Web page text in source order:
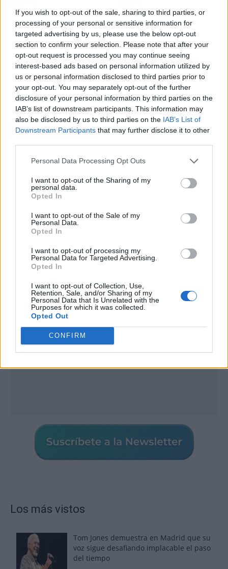
If you wish to opt-out of the sale, sharing to third parties, or
processing of your personal or sensitive information for
targeted advertising by us, please use the below opt-out
section to confirm your selection. Please note that after your
opt-out request is processed you may continue seeing
interest-based ads based on personal information utilized by
us or personal information disclosed to third parties prior to
your opt-out. You may separately opt-out of the further
disclosure of your personal information by third parties on the
IAB’s list of downstream participants. This information may
also be disclosed by us to third parties on the IAB’s List of
Downstream Participants that may further disclose it to other
Personal Data Processing Opt Outs
I want to opt-out of the Sharing of my
personal data.
Opted In
I want to opt-out of the Sale of my
Personal Data.
Opted In
I want to opt-out of processing my
Personal Data for Targeted Advertising.
Opted In
I want to opt-out of Collection, Use,
Retention, Sale, and/or Sharing of my
Personal Data that Is Unrelated with the
Purposes for which it was collected.
Opted Out
CONFIRM
filantrópica Philea tras la
unión de dos
asociaciones europeas
Inmaculada a las 6,15
horas de la mañana y de
forma privada
Publicidad
Los más vistos
Tom Jones demuestra en Madrid que su
voz sigue desafiando implacable el paso
del tiempo